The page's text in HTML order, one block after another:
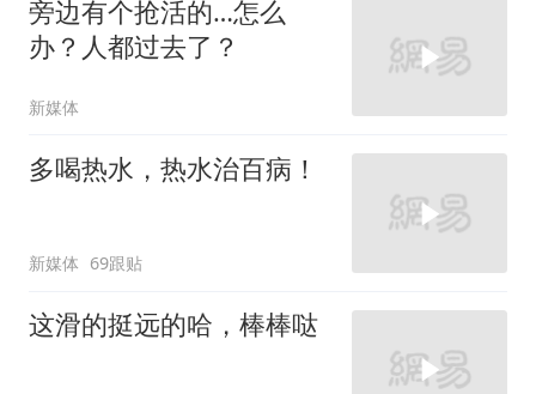
旁边有个抢活的…怎么
办？人都过去了？
新媒体
多喝热水，热水治百病！
新媒体 69跟贴
这滑的挺远的哈，棒棒哒